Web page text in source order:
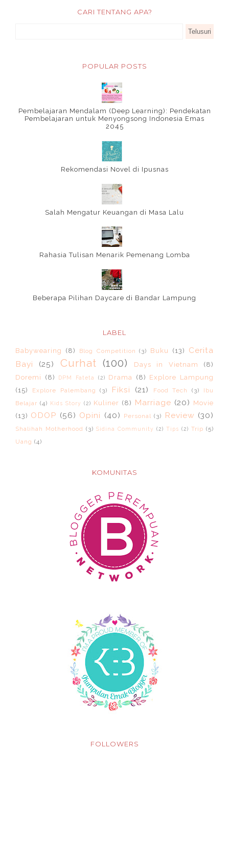
CARI TENTANG APA?
POPULAR POSTS
Pembelajaran Mendalam (Deep Learning): Pendekatan
Pembelajaran untuk Menyongsong Indonesia Emas
2045
Rekomendasi Novel di Ipusnas
Salah Mengatur Keuangan di Masa Lalu
Rahasia Tulisan Menarik Pemenang Lomba
Beberapa Pilihan Daycare di Bandar Lampung
LABEL
Babywearing (8) Blog Competition (3) Buku (13)
Cerita
Bayi
(25) Curhat (100) Days in Vietnam
(8)
Doremi
(8) DPM Fateta (2) Drama (8) Explore Lampung
(15)
Explore Palembang (3) Fiksi (21) Food Tech (3)
Ibu
Belajar (4) Kids Story (2) Kuliner (8) Marriage (20) Movie
(13) ODOP (56) Opini (40) Personal (3) Review (30)
Shalihah Motherhood (3) Sidina Community (2) Tips (2) Trip (5)
Uang (4)
KOMUNITAS
FOLLOWERS